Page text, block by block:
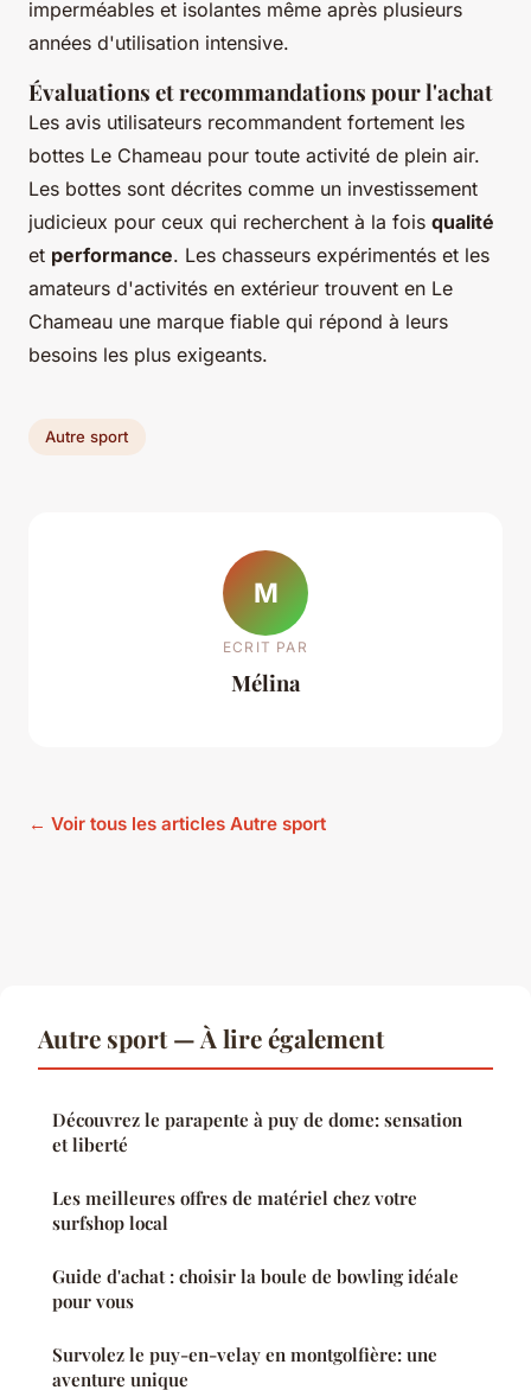
imperméables et isolantes même après plusieurs
années d'utilisation intensive.
Évaluations et recommandations pour l'achat
Les avis utilisateurs recommandent fortement les
bottes Le Chameau pour toute activité de plein air.
Les bottes sont décrites comme un investissement
judicieux pour ceux qui recherchent à la fois qualité
et performance. Les chasseurs expérimentés et les
amateurs d'activités en extérieur trouvent en Le
Chameau une marque fiable qui répond à leurs
besoins les plus exigeants.
Autre sport
M
ECRIT PAR
Mélina
← Voir tous les articles Autre sport
Autre sport — À lire également
Découvrez le parapente à puy de dome: sensation
et liberté
Les meilleures offres de matériel chez votre
surfshop local
Guide d'achat : choisir la boule de bowling idéale
pour vous
Survolez le puy-en-velay en montgolfière: une
aventure unique